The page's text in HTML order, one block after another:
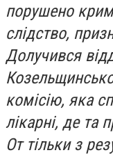
порушено
слідство,
Долучився
комісію, яка
лікарні, де та
От тільки з